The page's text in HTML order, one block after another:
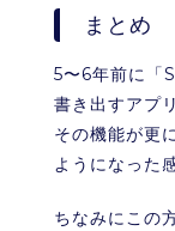
まとめ
5〜6年前に
書き出すアプ
その機能が更
ようになった
ちなみにこの